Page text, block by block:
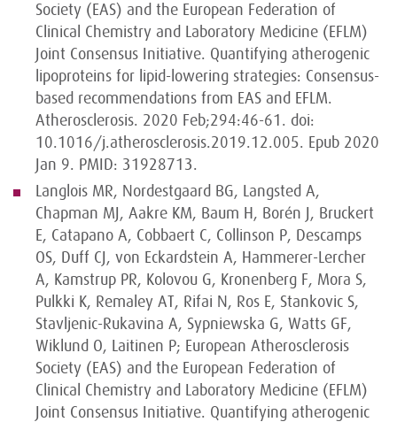
Society (EAS) and the European Federation of
Clinical Chemistry and Laboratory Medicine (EFLM)
Joint Consensus Initiative. Quantifying atherogenic
lipoproteins for lipid-lowering strategies: Consensus-
based recommendations from EAS and EFLM.
Atherosclerosis. 2020 Feb;294:46-61. doi:
10.1016/j.atherosclerosis.2019.12.005. Epub 2020
Jan 9. PMID: 31928713.
Langlois MR, Nordestgaard BG, Langsted A,
Chapman MJ, Aakre KM, Baum H, Borén J, Bruckert
E, Catapano A, Cobbaert C, Collinson P, Descamps
OS, Duff CJ, von Eckardstein A, Hammerer-Lercher
A, Kamstrup PR, Kolovou G, Kronenberg F, Mora S,
Pulkki K, Remaley AT, Rifai N, Ros E, Stankovic S,
Stavljenic-Rukavina A, Sypniewska G, Watts GF,
Wiklund O, Laitinen P; European Atherosclerosis
Society (EAS) and the European Federation of
Clinical Chemistry and Laboratory Medicine (EFLM)
Joint Consensus Initiative. Quantifying atherogenic